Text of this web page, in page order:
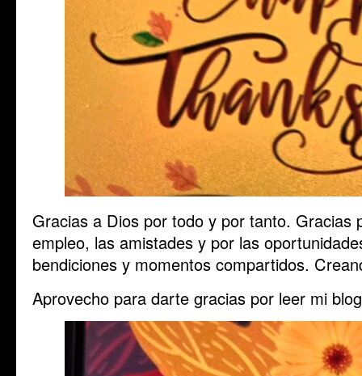
Gracias a Dios por todo y por tanto. Gracias
empleo, las amistades y por las
bendiciones y momentos compartidos.
Aprovecho para darte gracias por leer mi